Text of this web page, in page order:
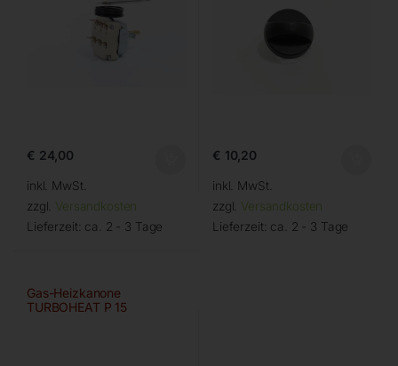
€ 24,00
inkl. MwSt.
zzgl. Versandkosten
Lieferzeit: ca. 2 - 3 Tage
€ 10,20
inkl. MwSt.
zzgl. Versandkosten
Lieferzeit: ca. 2 - 3 Tage
Gas-Heizkanone
TURBOHEAT P 15